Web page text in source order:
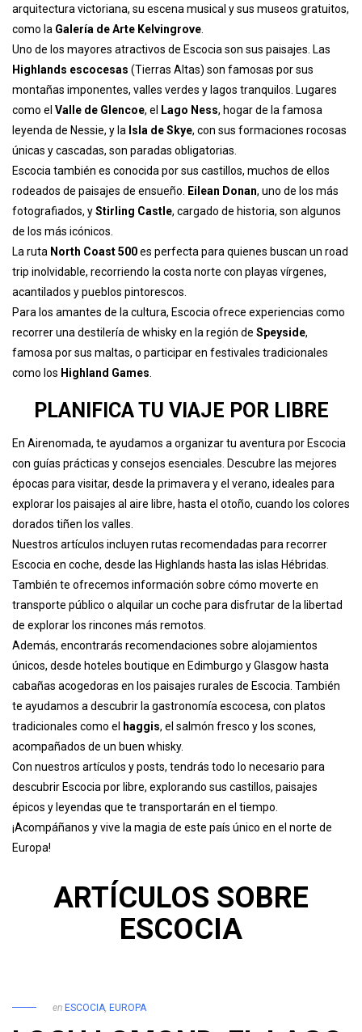
arquitectura victoriana, su escena musical y sus museos gratuitos,
como la Galería de Arte Kelvingrove
Uno de los mayores atractivos de Escocia son sus paisajes. Las
Highlands escocesas (Tierras Altas) son famosas por sus
montañas imponentes, valles verdes y lagos tranquilos. Lugares
como el Valle de Glencoe, el Lago Ness, hogar de la famosa
leyenda de Nessie, y la Isla de Skye, con sus formaciones rocosas
únicas y cascadas, son paradas obligatorias.
Escocia también es conocida por sus castillos, muchos de ellos
rodeados de paisajes de ensueño.
Eilean Donan, uno de los más
fotografiados, yStirling Castle, cargado de historia, son algunos
de los más icónicos.
La ruta North Coast 500es perfecta para quienes buscan un road
trip inolvidable, recorriendo la costa norte con playas vírgenes,
acantilados y pueblos pintorescos.
Para los amantes de la cultura, Escocia ofrece experiencias como
recorrer una destilería de whisky en la región de Speyside,
famosa por sus maltas, o participar en festivales tradicionales
como los Highland Games
PLANIFICA TU VIAJE POR LIBRE
En Airenomada, te ayudamos a organizar tu aventura por Escocia
con guías prácticas y consejos esenciales. Descubre las mejores
épocas para visitar, desde la primavera y el verano, ideales para
explorar los paisajes al aire libre, hasta el otoño, cuando los colores
dorados tiñen los valles.
Nuestros artículos incluyen rutas recomendadas para recorrer
Escocia en coche, desde las Highlands hasta las islas Hébridas.
También te ofrecemos información sobre cómo moverte en
transporte público o alquilar un coche para disfrutar de la libertad
de explorar los rincones más remotos.
Además, encontrarás recomendaciones sobre alojamientos
únicos, desde hoteles boutique en Edimburgo y Glasgow hasta
cabañas acogedoras en los paisajes rurales de Escocia. También
te ayudamos a descubrir la gastronomía escocesa, con platos
tradicionales como el
haggis, el salmón fresco y los scones,
acompañados de un buen whisky.
Con nuestros artículos y posts, tendrás todo lo necesario para
descubrir Escocia por libre, explorando sus castillos, paisajes
épicos y leyendas que te transportarán en el tiempo.
¡Acompáñanos y vive la magia de este país único en el norte de
Europa!
ARTÍCULOS SOBRE
ESCOCIA
en ESCOCIA, EUROPA